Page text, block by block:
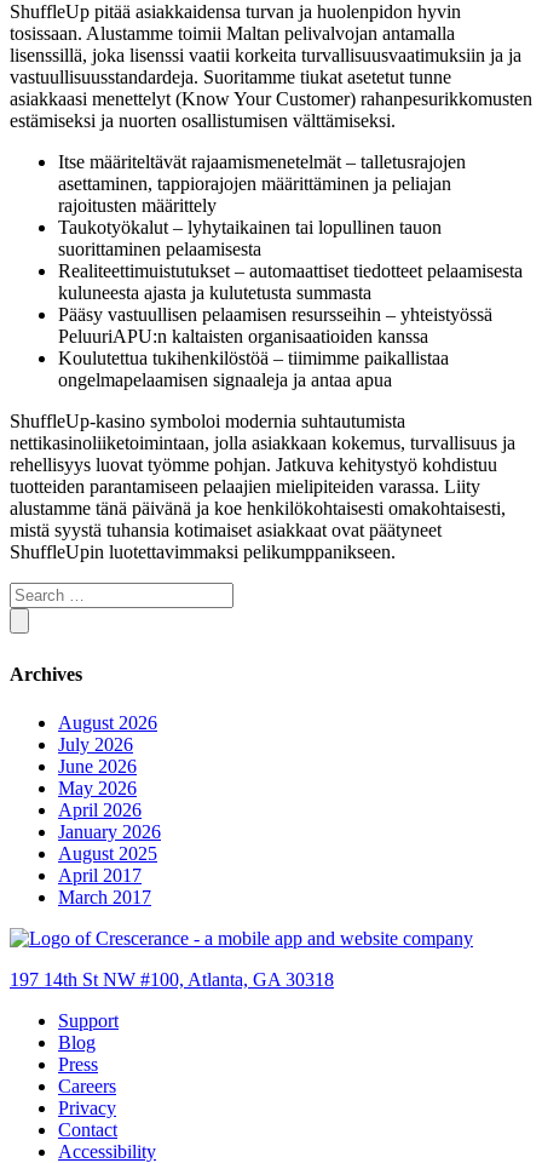
ShuffleUp pitää asiakkaidensa turvan ja huolenpidon hyvin
tosissaan. Alustamme toimii Maltan pelivalvojan antamalla
lisenssillä, joka lisenssi vaatii korkeita turvallisuusvaatimuksiin ja ja
vastuullisuusstandardeja. Suoritamme tiukat asetetut tunne
asiakkaasi menettelyt (Know Your Customer) rahanpesurikkomusten
estämiseksi ja nuorten osallistumisen välttämiseksi.
Itse määriteltävät rajaamismenetelmät – talletusrajojen
asettaminen, tappiorajojen määrittäminen ja peliajan
rajoitusten määrittely
Taukotyökalut – lyhytaikainen tai lopullinen tauon
suorittaminen pelaamisesta
Realiteettimuistutukset – automaattiset tiedotteet pelaamisesta
kuluneesta ajasta ja kulutetusta summasta
Pääsy vastuullisen pelaamisen resursseihin – yhteistyössä
PeluuriAPU:n kaltaisten organisaatioiden kanssa
Koulutettua tukihenkilöstöä – tiimimme paikallistaa
ongelmapelaamisen signaaleja ja antaa apua
ShuffleUp-kasino symboloi modernia suhtautumista
nettikasinoliiketoimintaan, jolla asiakkaan kokemus, turvallisuus ja
rehellisyys luovat työmme pohjan. Jatkuva kehitystyö kohdistuu
tuotteiden parantamiseen pelaajien mielipiteiden varassa. Liity
alustamme tänä päivänä ja koe henkilökohtaisesti omakohtaisesti,
mistä syystä tuhansia kotimaiset asiakkaat ovat päätyneet
ShuffleUpin luotettavimmaksi pelikumppanikseen.
Archives
August 2026
July 2026
June 2026
May 2026
April 2026
January 2026
August 2025
April 2017
March 2017
197 14th St NW #100, Atlanta, GA 30318
Support
Blog
Press
Careers
Privacy
Contact
Accessibility